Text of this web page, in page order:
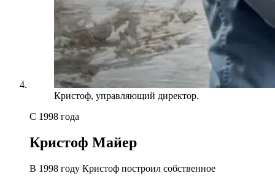
Кристоф, управляющий директор.
С 1998 года
Кристоф Майер
В 1998 году Кристоф построил собственное